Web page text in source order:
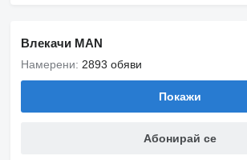
Влекачи MAN
Намерени: 2893 обяви
Покажи
Абонирай се